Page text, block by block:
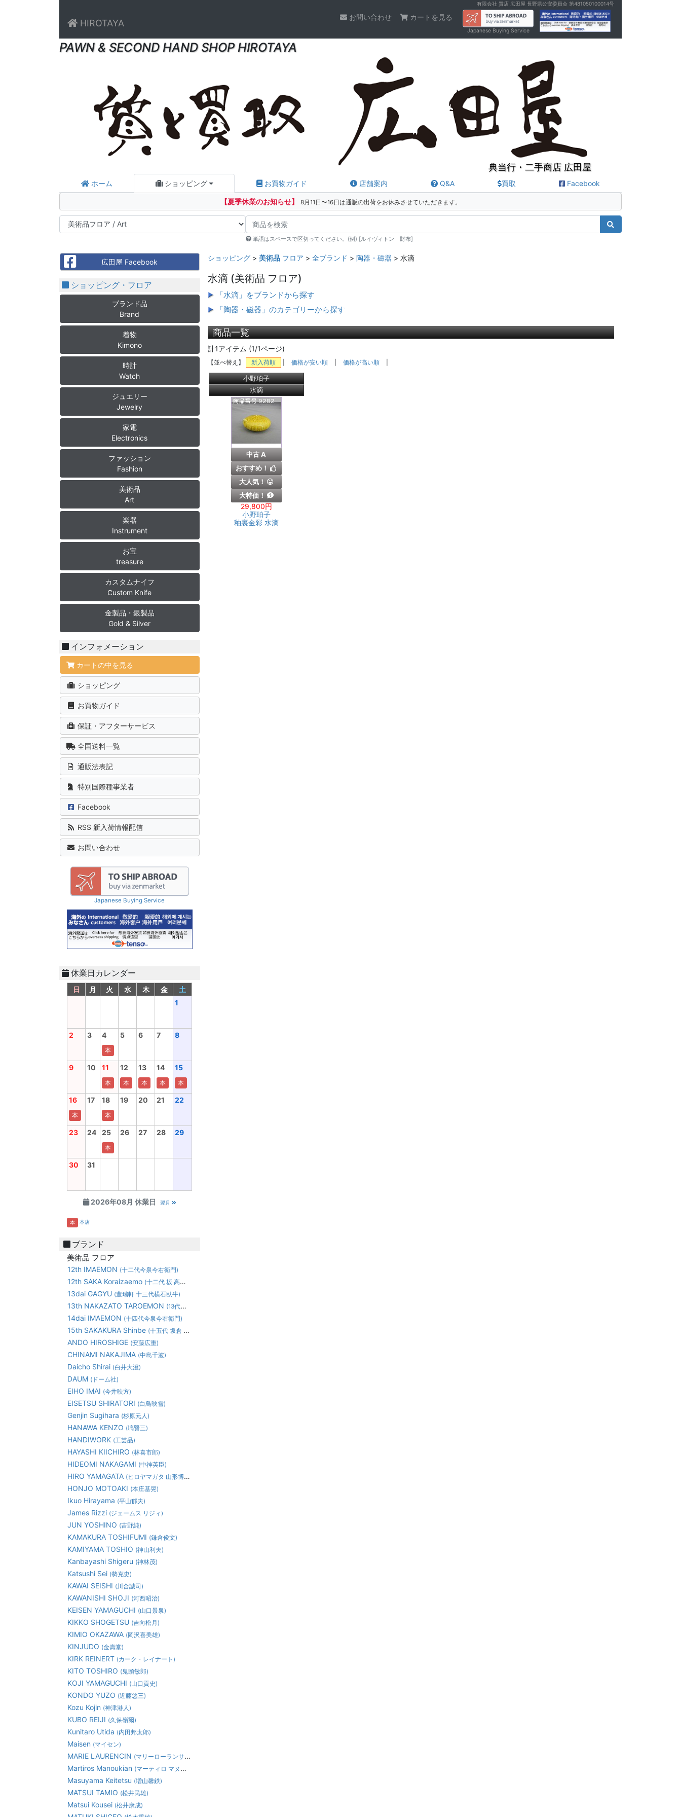
有限会社 質店 広田屋 長野県公安委員会 第481050100014号
HIROTAYA
お問い合わせ カートを見る
Japanese Buying Service
PAWN & SECOND HAND SHOP HIROTAYA
典当行・二手商店 広田屋
ホーム ショッピング お買物ガイド 店舗案内 Q&A 買取 Facebook
【夏季休業のお知らせ】 8月11日〜16日は通販の出荷をお休みさせていただきます。
単語はスペースで区切ってください。(例) [ルイヴィトン 財布]
ショッピング> 美術品フロア > 全ブランド > 陶器・磁器 > 水滴
水滴 (美術品 フロア)
「水滴」をブランドから探す
「陶器・磁器」のカテゴリーから探す
商品一覧
計1アイテム (1/1ページ)
【並べ替え】 新入荷順 価格が安い順 価格が高い順
小野珀子
水滴
中古 A
おすすめ！
大人気！
大特価！
29,800円
小野珀子
釉裏金彩 水滴
Facebook広田屋 Facebook
ショッピング・フロア
ブランド品
Brand
着物
Kimono
時計
Watch
ジュエリー
Jewelry
家電
Electronics
ファッション
Fashion
美術品
Art
楽器
Instrument
お宝
treasure
カスタムナイフ
Custom Knife
金製品・銀製品
Gold & Silver
インフォメーション
カートの中を見る
ショッピング
お買物ガイド
保証・アフターサービス
全国送料一覧
通販法表記
特別国際種事業者
Facebook
RSS 新入荷情報配信
お問い合わせ
Japanese Buying Service
休業日カレンダー
2026年08月 休業日 翌月
日 月 火 水 木 金
土
1
2 3 4
本
5 6 7 8
9 10 11
本
12
本
13
本
14
本
15
本
16
本
17 18
本
19 20 21 22
23 24 25
本
26 27 28 29
30 31
本 本店
ブランド
美術品 フロア
12th IMAEMON (十二代今泉今右衛門)
12th SAKA Koraizaemo (十二代 坂 高麗左衛門)
13dai GAGYU (豊瑞軒 十三代横石臥牛)
13th NAKAZATO TAROEMON (13代中里太郎右衛門)
14dai IMAEMON (十四代今泉今右衛門)
15th SAKAKURA Shinbe (十五代 坂倉 新兵衛)
ANDO HIROSHIGE (安藤広重)
CHINAMI NAKAJIMA (中島千波)
Daicho Shirai (白井大澄)
DAUM (ドーム社)
EIHO IMAI (今井映方)
EISETSU SHIRATORI (白鳥映雪)
Genjin Sugihara (杉原元人)
HANAWA KENZO (塙賢三)
HANDIWORK (工芸品)
HAYASHI KIICHIRO (林喜市郎)
HIDEOMI NAKAGAMI (中神英臣)
HIRO YAMAGATA (ヒロヤマガタ 山形博道)
HONJO MOTOAKI (本庄基晃)
Ikuo Hirayama (平山郁夫)
James Rizzi (ジェームス リジィ)
JUN YOSHINO (吉野純)
KAMAKURA TOSHIFUMI (鎌倉俊文)
KAMIYAMA TOSHIO (神山利夫)
Kanbayashi Shigeru (神林茂)
Katsushi Sei (勢克史)
KAWAI SEISHI (川合誠司)
KAWANISHI SHOJI (河西昭治)
KEISEN YAMAGUCHI (山口景泉)
KIKKO SHOGETSU (吉向松月)
KIMIO OKAZAWA (岡沢喜美雄)
KINJUDO (金壽堂)
KIRK REINERT (カーク・レイナート)
KITO TOSHIRO (鬼頭敏郎)
KOJI YAMAGUCHI (山口貢史)
KONDO YUZO (近藤悠三)
Kozu Kojin (神津港人)
KUBO REIJI (久保嶺爾)
Kunitaro Utida (内田邦太郎)
Maisen (マイセン)
MARIE LAURENCIN (マリーローランサン)
Martiros Manoukian (マーティロ マヌキアン)
Masuyama Keitetsu (増山馨鉄)
MATSUI TAMIO (松井民雄)
Matsui Kousei (松井康成)